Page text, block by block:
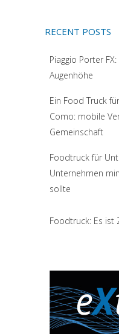
RECENT POSTS
Piaggio Porter
Augenhöhe
Ein Food Truck
Como: mobile
Gemeinschaft
Foodtruck für
Unternehmen
sollte
Foodtruck: Es ist